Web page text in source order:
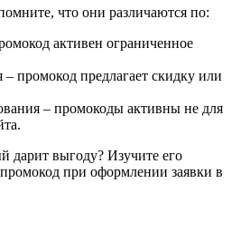
что они различаются по:
активен ограниченное
промокод предлагает скидку или
– промокоды активны не для
дарит выгоду? Изучите его
при оформлении заявки в